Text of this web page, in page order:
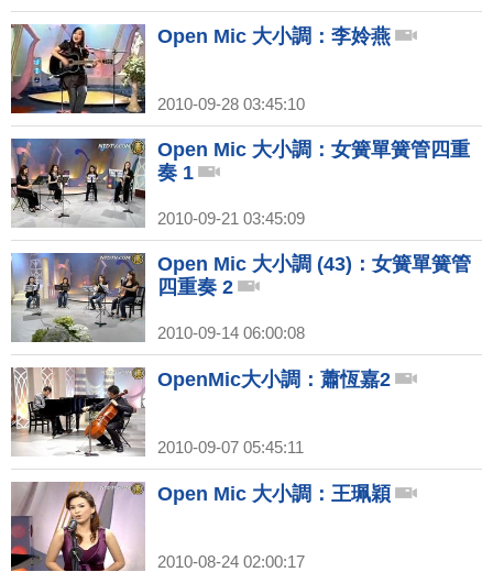
Open Mic 大小調：李姈燕
2010-09-28 03:45:10
Open Mic 大小調：女簧單簧管四重
奏 1
2010-09-21 03:45:09
Open Mic 大小調 (43)：女簧單簧管
四重奏 2
2010-09-14 06:00:08
OpenMic大小調：蕭恆嘉2
2010-09-07 05:45:11
Open Mic 大小調：王珮穎
2010-08-24 02:00:17